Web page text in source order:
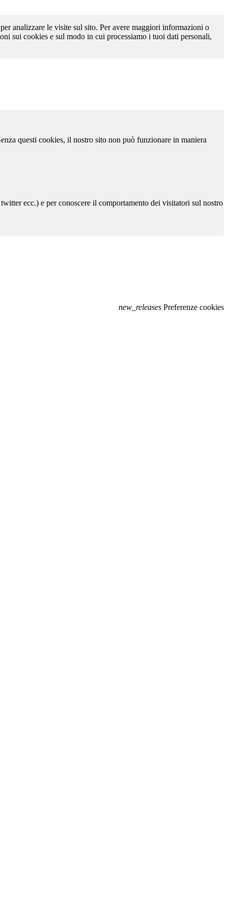
analizzare le visite sul sito. Per avere maggiori informazioni o
sui cookies e sul modo in cui processiamo i tuoi dati personali,
questi cookies, il nostro sito non può funzionare in maniera
ecc.) e per conoscere il comportamento dei visitatori sul nostro
new_releases Preferenze cookies